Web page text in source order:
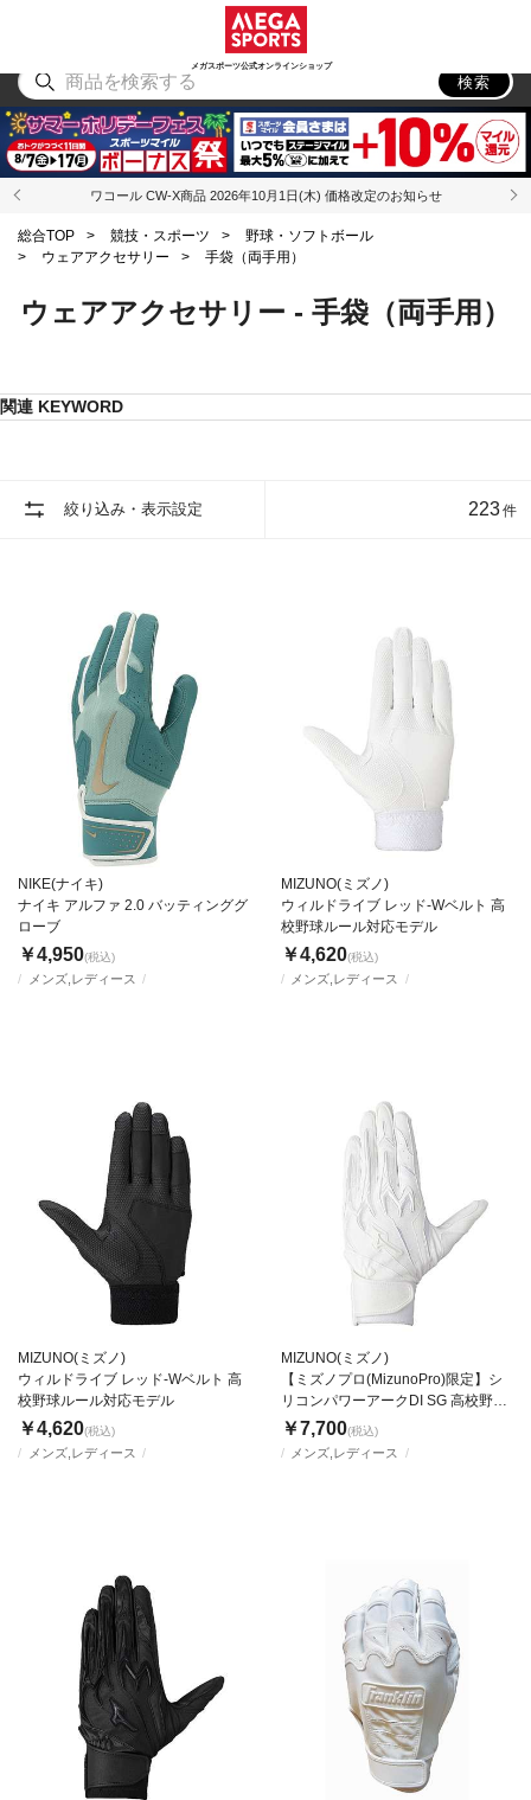
メガスポーツ公式オンラインショップ
アウトドア
検索
ワコール CW-X商品 2026年10月1日(木) 価格改定のお知らせ
総合TOP > 競技・スポーツ >
野球・ソフトボール
>
ウェアアクセサリー > 手袋（両手用）
ウェアアクセサリー - 手袋（両手用）
関連 KEYWORD
絞り込み・表示設定 223件
メンズ,レディース
NIKE(ナイキ)
ナイキ アルファ 2.0 バッティンググ
ローブ
￥4,950(税込)
メンズ,レディース
MIZUNO(ミズノ)
ウィルドライブ レッド-Wベルト 高
校野球ルール対応モデル
￥4,620(税込)
メンズ,レディース
MIZUNO(ミズノ)
ウィルドライブ レッド-Wベルト 高
校野球ルール対応モデル
￥4,620(税込)
メンズ,レディース
MIZUNO(ミズノ)
【ミズノプロ(MizunoPro)限定】シ
リコンパワーアークDI SG 高校野球
ルール対応モデル
￥7,700(税込)